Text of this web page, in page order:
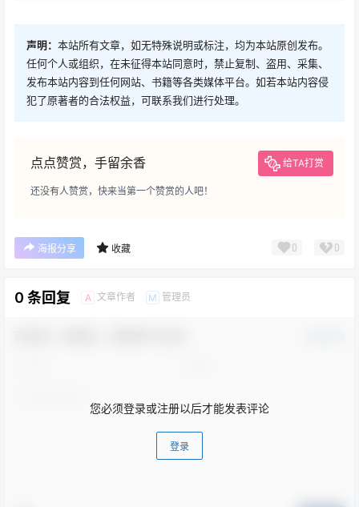
声明： 本站所有文章，如无特殊说明或标注，均为本站原创发布。
任何个人或组织，在未征得本站同意时，禁止复制、盗用、采集、
发布本站内容到任何网站、书籍等各类媒体平台。如若本站内容侵
犯了原著者的合法权益，可联系我们进行处理。
点点赞赏，手留余香 给TA打赏
还没有人赞赏，快来当第一个赞赏的人吧！
海报分享 收藏 0 0
0 条回复 A 文章作者 M 管理员
您必须登录或注册以后才能发表评论
登录